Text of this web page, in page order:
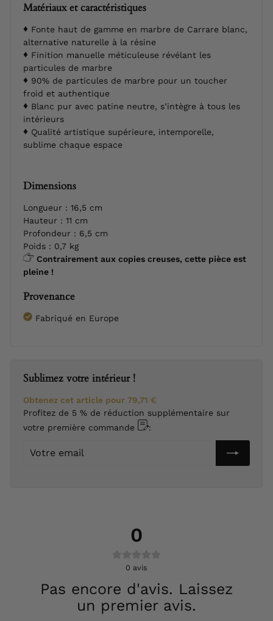
Matériaux et caractéristiques
Fonte haut de gamme en marbre de Carrare blanc,
alternative naturelle à la résine
Finition manuelle méticuleuse révélant les
particules de marbre
90% de particules de marbre pour un toucher
froid et authentique
Blanc pur avec patine neutre, s’intègre à tous les
intérieurs
Qualité artistique supérieure, intemporelle,
sublime chaque espace
Dimensions
Longueur : 16,5 cm
Hauteur : 11 cm
Profondeur : 6,5 cm
Poids : 0,7 kg
Contrairement aux copies creuses, cette pièce est
pleine !
Provenance
Fabriqué en Europe
Sublimez votre intérieur !
Obtenez cet article pour 79,71 €
Profitez de 5 % de réduction supplémentaire sur
votre première commande
:
Votre
0
0 avis
Pas encore d'avis. Laissez
un premier avis.